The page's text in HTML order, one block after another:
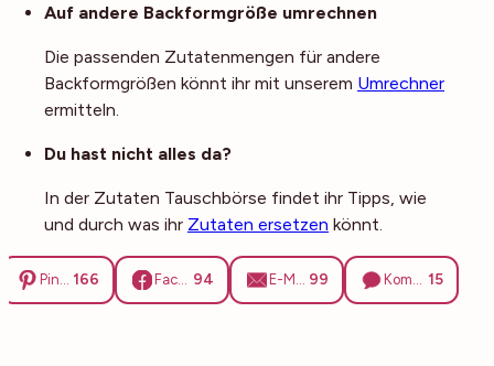
Auf andere Backformgröße umrechnen
Die passenden Zutatenmengen für andere
Backformgrößen könnt ihr mit unserem Umrechner
ermitteln.
Du hast nicht alles da?
In der Zutaten Tauschbörse findet ihr Tipps, wie
und durch was ihr Zutaten ersetzen könnt.
166 94 99 15